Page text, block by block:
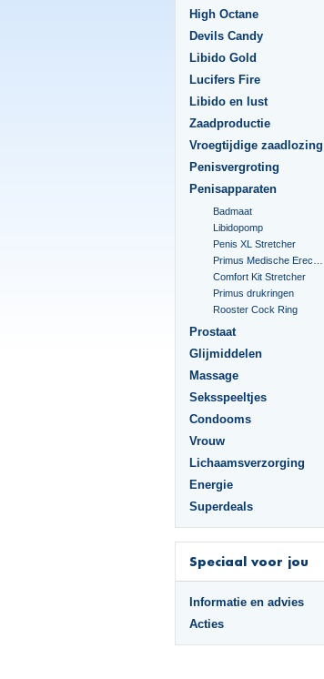
High Octane
Devils Candy
Libido Gold
Lucifers Fire
Libido en lust
Zaadproductie
Vroegtijdige zaadlozing
Penisvergroting
Penisapparaten
Badmaat
Libidopomp
Penis XL Stretcher
Comfort Kit Stretcher
Primus drukringen
Rooster Cock Ring
Prostaat
Glijmiddelen
Massage
Seksspeeltjes
Condooms
Vrouw
Lichaamsverzorging
Energie
Superdeals
Speciaal voor jou
Informatie en advies
Acties